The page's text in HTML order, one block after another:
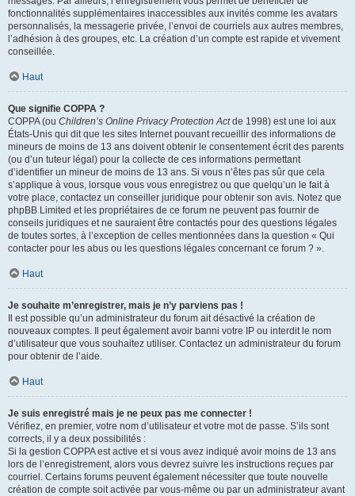
fonctionnalités supplémentaires inaccessibles aux invités comme les avatars
personnalisés, la messagerie privée, l’envoi de courriels aux autres membres,
l’adhésion à des groupes, etc. La création d’un compte est rapide et vivement
conseillée.
Haut
Que signifie COPPA ?
COPPA (ou Children’s Online Privacy Protection Actde 1998) est une loi aux
États-Unis qui dit que les sites Internet pouvant recueillir des informations de
mineurs de moins de 13 ans doivent obtenir le consentement écrit des parents
(ou d’un tuteur légal) pour la collecte de ces informations permettant
d’identifier un mineur de moins de 13 ans. Si vous n’êtes pas sûr que cela
s’applique à vous, lorsque vous vous enregistrez ou que quelqu’un le fait à
votre place, contactez un conseiller juridique pour obtenir son avis. Notez que
phpBB Limited et les propriétaires de ce forum ne peuvent pas fournir de
conseils juridiques et ne sauraient être contactés pour des questions légales
de toutes sortes, à l’exception de celles mentionnées dans la question « Qui
contacter pour les abus ou les questions légales concernant ce forum ? ».
Haut
Je souhaite m’enregistrer, mais je n’y parviens pas !
Il est possible qu’un administrateur du forum ait désactivé la création de
nouveaux comptes. Il peut également avoir banni votre IP ou interdit le nom
d’utilisateur que vous souhaitez utiliser. Contactez un administrateur du forum
pour obtenir de l’aide.
Haut
Je suis enregistré mais je ne peux pas me connecter !
Vérifiez, en premier, votre nom d’utilisateur et votre mot de passe. S’ils sont
corrects, il y a deux possibilités :
Si la gestion COPPA est active et si vous avez indiqué avoir moins de 13 ans
lors de l’enregistrement, alors vous devrez suivre les instructions reçues par
courriel. Certains forums peuvent également nécessiter que toute nouvelle
création de compte soit activée par vous-même ou par un administrateur avant